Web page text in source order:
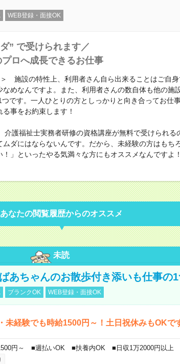
WEB登録・面接OK
” で受けられます／
ロへ成長できるお仕事
施設の特性上、利用者さん自ら出来ることはご自身
なめなんですよ。また、利用者さんの数自体も他の施
です。一人ひとりの方としっかりと向き合ってお仕
事をお約束します！
護福祉士実務者研修の資格講座が無料で受けられる
ダにはならないんです。だから、未経験の方はもち
」といったやる気満々な方にもオススメなんですよ
あなたの閲覧履歴からのオススメ
未読
あちゃんのお散歩付き添いも仕事の
ブランクOK WEB登録・面接OK
経験でも時給1500円～！土日祝休みもOKで
円～ ■週払いOK ■扶養内OK ■日収1万2000円以上